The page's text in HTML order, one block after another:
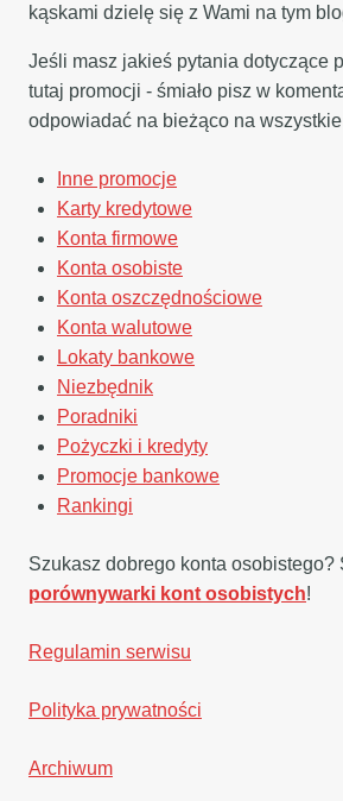
kąskami dzielę się z Wami na tym
Jeśli masz jakieś pytania dotyczące
tutaj promocji - śmiało pisz w
odpowiadać na bieżąco na
Inne promocje
Karty kredytowe
Konta firmowe
Konta osobiste
Konta oszczędnościowe
Konta walutowe
Lokaty bankowe
Niezbędnik
Poradniki
Pożyczki i kredyty
Promocje bankowe
Rankingi
Szukasz dobrego konta osobistego?
porównywarki kont osobistych!
Regulamin serwisu
Polityka prywatności
Archiwum